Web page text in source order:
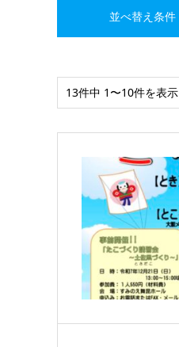
並べ替え条件
13件中 1〜10件を表示